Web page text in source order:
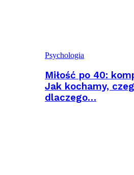
Psychologia
Miłość po 40:
Jak kochamy,
dlaczego…